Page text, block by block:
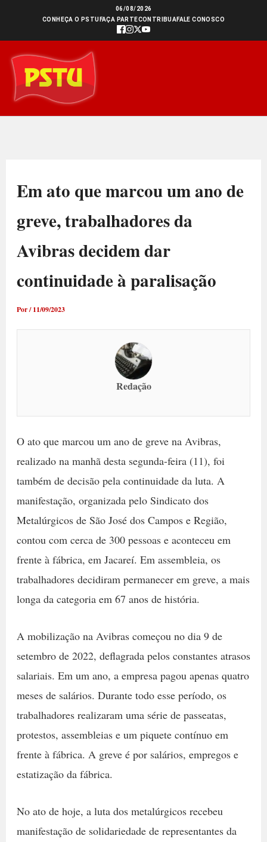
conteúdo
06/08/2026
CONHEÇA O PSTU FAÇA PARTECONTRIBUAFALE CONOSCO
Em ato que marcou um ano de
greve, trabalhadores da
Avibras decidem dar
continuidade à paralisação
Por/11/09/2023
Redação
O ato que marcou um ano de greve na Avibras,
realizado na manhã desta segunda-feira (11), foi
também de decisão pela continuidade da luta. A
manifestação, organizada pelo Sindicato dos
Metalúrgicos de São José dos Campos e Região,
contou com cerca de 300 pessoas e aconteceu em
frente à fábrica, em Jacareí. Em assembleia, os
trabalhadores decidiram permanecer em greve, a mais
longa da categoria em 67 anos de história.
A mobilização na Avibras começou no dia 9 de
setembro de 2022, deflagrada pelos constantes atrasos
salariais. Em um ano, a empresa pagou apenas quatro
meses de salários. Durante todo esse período, os
trabalhadores realizaram uma série de passeatas,
protestos, assembleias e um piquete contínuo em
frente à fábrica. A greve é por salários, empregos e
estatização da fábrica.
No ato de hoje, a luta dos metalúrgicos recebeu
manifestação de solidariedade de representantes da